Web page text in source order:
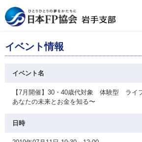
イベント情報
イベント名
【7月開催】30・40歳代対象 体験型 ライ
あなたの未来とお金を知る〜
日時